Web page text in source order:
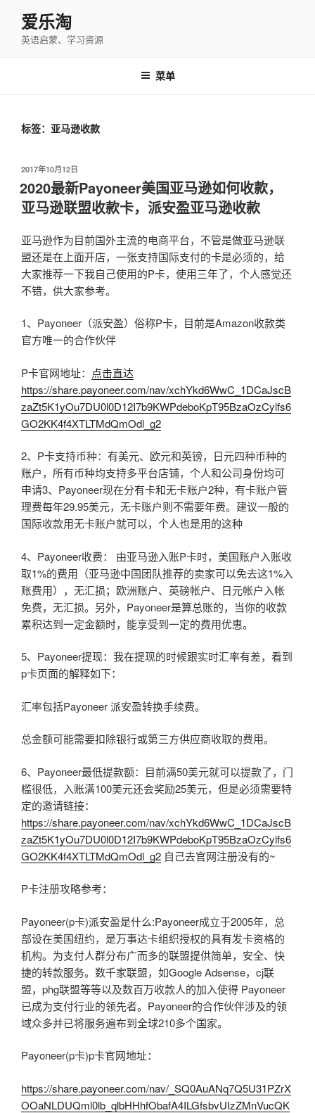
爱乐淘
英语启蒙、学习资源
菜单
标签：亚马逊收款
发
布
于
2017年10月12日
2020最新Payoneer美国亚马逊如何收款，
亚马逊联盟收款卡，派安盈亚马逊收款
亚马逊作为目前国外主流的电商平台，不管是做亚马逊联
盟还是在上面开店，一张支持国际支付的卡是必须的，给
大家推荐一下我自己使用的P卡，使用三年了，个人感觉还
不错，供大家参考。
1、Payoneer（派安盈）俗称P卡，目前是Amazon收款类
官方唯一的合作伙伴
P卡官网地址： 点击直达
https://share.payoneer.com/nav/xchYkd6WwC_1DCaJscB
zaZt5K1yOu7DU0l0D12I7b9KWPdeboKpT95BzaOzCylfs6
GO2KK4f4XTLTMdQmOdl_g2
2、P卡支持币种：有美元、欧元和英镑，日元四种币种的
账户，所有币种均支持多平台店铺，个人和公司身份均可
申请3、Payoneer现在分有卡和无卡账户2种，有卡账户管
理费每年29.95美元，无卡账户则不需要年费。建议一般的
国际收款用无卡账户就可以，个人也是用的这种
4、Payoneer收费： 由亚马逊入账P卡时，美国账户入账收
取1%的费用（亚马逊中国团队推荐的卖家可以免去这1%入
账费用），无汇损；欧洲账户、英磅帐户、日元帐户入帐
免费，无汇损。另外，Payoneer是算总账的，当你的收款
累积达到一定金额时，能享受到一定的费用优惠。
5、Payoneer提现：我在提现的时候跟实时汇率有差，看到
p卡页面的解释如下：
汇率包括Payoneer 派安盈转换手续费。
总金额可能需要扣除银行或第三方供应商收取的费用。
6、Payoneer最低提款额：目前满50美元就可以提款了，门
槛很低，入账满100美元还会奖励25美元，但是必须需要特
定的邀请链接：
https://share.payoneer.com/nav/xchYkd6WwC_1DCaJscB
zaZt5K1yOu7DU0l0D12I7b9KWPdeboKpT95BzaOzCylfs6
GO2KK4f4XTLTMdQmOdl_g2 自己去官网注册没有的~
P卡注册攻略参考：
Payoneer(p卡)派安盈是什么:Payoneer成立于2005年，总
部设在美国纽约，是万事达卡组织授权的具有发卡资格的
机构。为支付人群分布广而多的联盟提供简单，安全、快
捷的转款服务。数千家联盟，如Google Adsense，cj联
盟，phg联盟等等以及数百万收款人的加入使得 Payoneer
已成为支付行业的领先者。Payoneer的合作伙伴涉及的领
域众多并已将服务遍布到全球210多个国家。
Payoneer(p卡)p卡官网地址：
https://share.payoneer.com/nav/_SQ0AuANq7Q5U31PZrX
OOaNLDUQml0lb_qlbHHhfObafA4ILGfsbvUIzZMnVucQK